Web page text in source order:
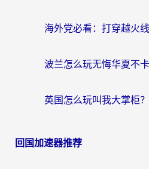
回国加速器推荐